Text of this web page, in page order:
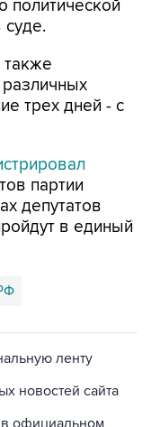
трех дней - с
депутатов
в единый
новостей сайта
в официальном